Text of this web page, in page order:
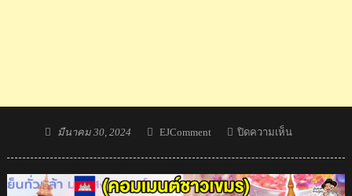
Posted
มีนาคม 30, 2024 Author
EJComment ปิดความเห็นบน
ต์